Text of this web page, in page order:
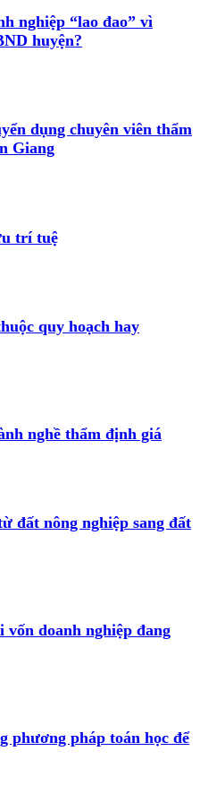
nghiệp “lao đao” vì
huyện?
dụng chuyên viên thẩm
Giang
trí tuệ
quy hoạch hay
nghề thẩm định giá
đất nông nghiệp sang đất
vốn doanh nghiệp đang
phương pháp toán học để